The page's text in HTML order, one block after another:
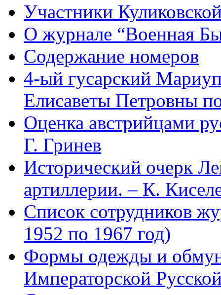
Участники
О журнале “Военная
Содержание номеров
4-ый гусарский
Елисаветы Петровны
Оценка австрийцами
Г. Гринев
Исторический очерк
артиллерии. – К.
Список сотрудников
1952 по 1967 год)
Формы одежды и
Императорской